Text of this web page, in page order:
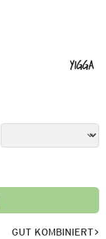
GUT KOMBINIERT